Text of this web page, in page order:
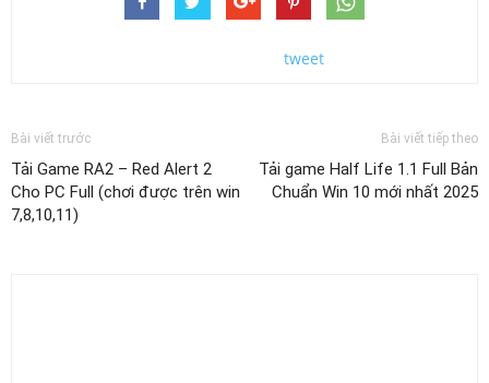
tweet
Bài viết trước
Tải Game RA2 – Red Alert 2
Cho PC Full (chơi được trên win
7,8,10,11)
Bài viết tiếp theo
Tải game Half Life 1.1 Full Bản
Chuẩn Win 10 mới nhất 2025